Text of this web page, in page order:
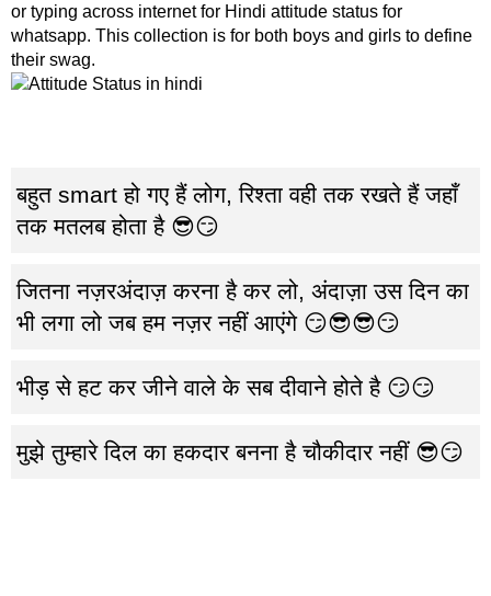
or typing across internet for Hindi attitude status for
whatsapp. This collection is for both boys and girls to define
their swag.
बहुत smart हो गए हैं लोग, रिश्ता वही तक रखते हैं जहाँ
तक मतलब होता है 😎😏
जितना नज़रअंदाज़ करना है कर लो, अंदाज़ा उस दिन का
भी लगा लो जब हम नज़र नहीं आएंगे 😏😎😎😏
भीड़ से हट कर जीने वाले के सब दीवाने होते है 😏😏
मुझे तुम्हारे दिल का हकदार बनना है चौकीदार नहीं 😎😏